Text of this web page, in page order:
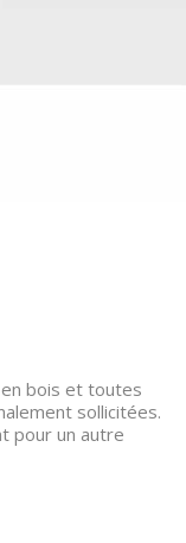
en bois et toutes
sollicitées.
pour un autre